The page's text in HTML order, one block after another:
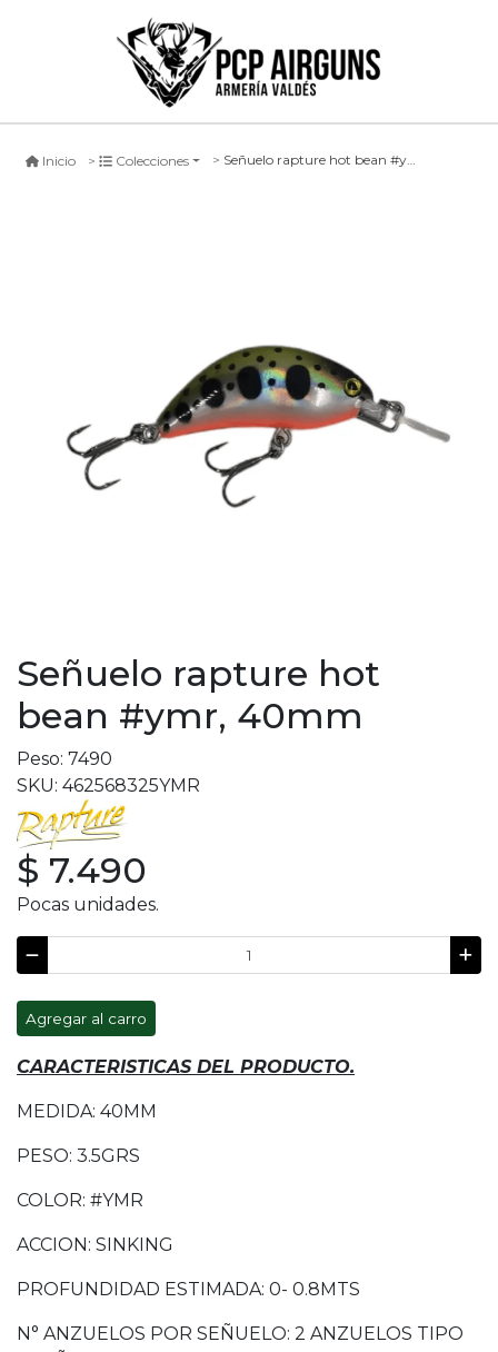
Inicio Colecciones Señuelo rapture hot bean #ymr, 40mm
Señuelo rapture hot
bean #ymr, 40mm
Peso: 7490
SKU: 462568325YMR
$ 7.490
Pocas unidades.
Agregar al carro
CARACTERISTICAS DEL PRODUCTO.
MEDIDA: 40MM
PESO: 3.5GRS
COLOR: #YMR
ACCION: SINKING
PROFUNDIDAD ESTIMADA: 0- 0.8MTS
N° ANZUELOS POR SEÑUELO: 2 ANZUELOS TIPO